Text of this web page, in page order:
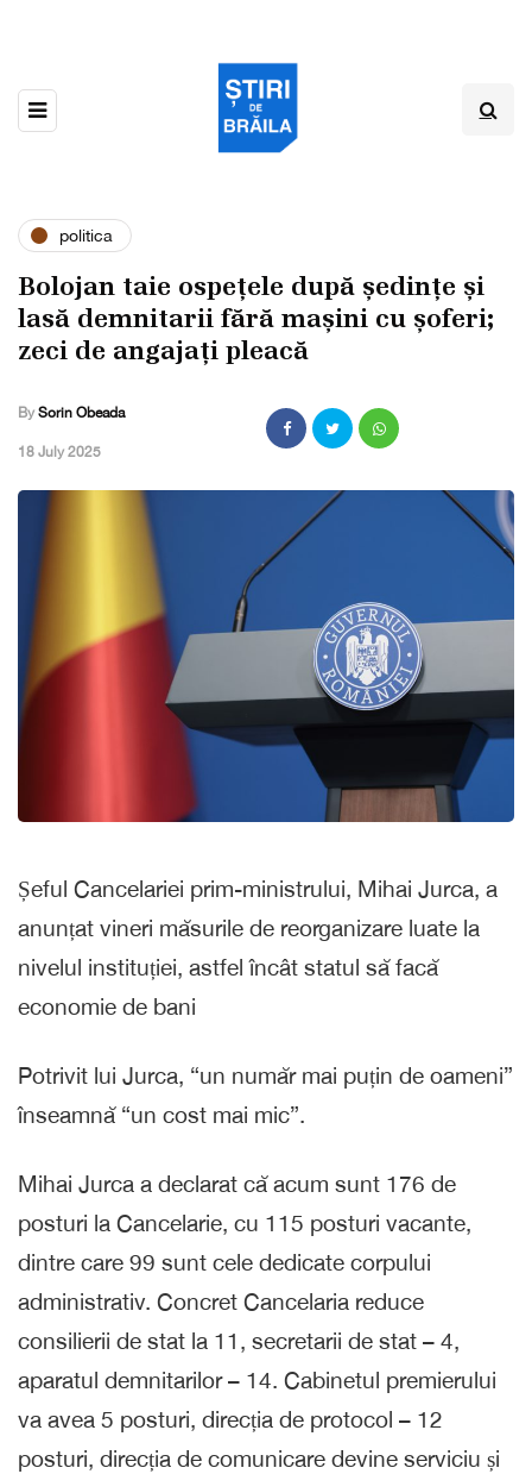
politica
Bolojan taie ospețele după ședințe și
lasă demnitarii fără mașini cu șoferi;
zeci de angajați pleacă
By Sorin Obeada
,18 July 2025
Șeful Cancelariei prim-ministrului, Mihai Jurca, a
anunțat vineri măsurile de reorganizare luate la
nivelul instituției, astfel încât statul să facă
economie de bani
Potrivit lui Jurca, “un număr mai puțin de oameni”
înseamnă “un cost mai mic”.
Mihai Jurca a declarat că acum sunt 176 de
posturi la Cancelarie, cu 115 posturi vacante,
dintre care 99 sunt cele dedicate corpului
administrativ. Concret Cancelaria reduce
consilierii de stat la 11, secretarii de stat – 4,
aparatul demnitarilor – 14. Cabinetul premierului
va avea 5 posturi, direcția de protocol – 12
posturi, direcția de comunicare devine serviciu și